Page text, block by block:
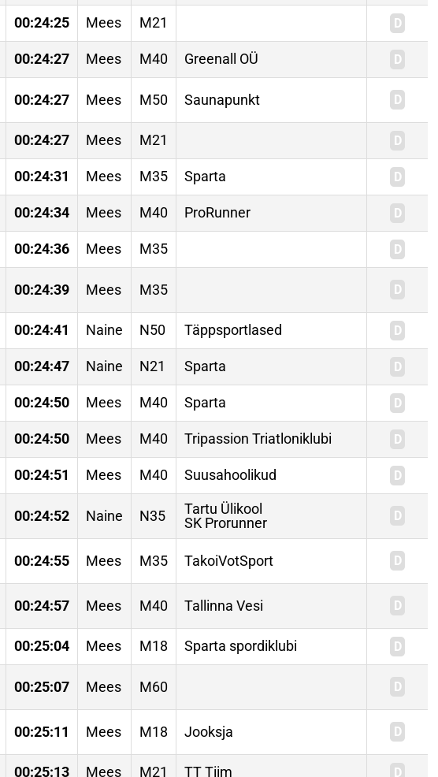
00:24:25 Mees M21
00:24:27 Mees M40 Greenall OÜ
00:24:27 Mees M50 Saunapunkt
00:24:27 Mees M21
00:24:31 Mees M35 Sparta
00:24:34 Mees M40 ProRunner
00:24:36 Mees M35
00:24:39 Mees M35
00:24:41 Naine N50 Täppsportlased
00:24:47 Naine N21 Sparta
00:24:50 Mees M40 Sparta
00:24:50 Mees M40 Tripassion Triatloniklubi
00:24:51 Mees M40 Suusahoolikud
00:24:52 Naine N35
Tartu Ülikool
SK Prorunner
00:24:55 Mees M35 TakoiVotSport
00:24:57 Mees M40 Tallinna Vesi
00:25:04 Mees M18 Sparta spordiklubi
00:25:07 Mees M60
00:25:11 Mees M18 Jooksja
00:25:13 Mees M21 TT Tiim